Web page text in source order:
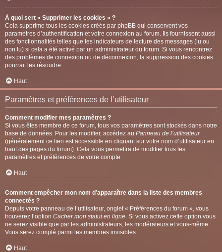
À quoi sert « Supprimer les cookies » ?
Cela supprime tous les cookies créés par phpBB qui conservent vos
paramètres d’authentification et votre connexion au forum. Ils fournissent aussi
des fonctionnalités telles que les indicateurs de lecture des messages (lu ou
non lu) si cela a été activé par un administrateur du forum. Si vous rencontrez
des problèmes de connexion ou de déconnexion, la suppression des cookies
pourrait les résoudre.
Haut
Paramètres et préférences de l’utilisateur
Comment modifier mes paramètres ?
Si vous êtes membre de ce forum, tous vos paramètres sont stockés dans notre
base de données. Pour les modifier, accédez au Panneau de l’utilisateur
(généralement ce lien est accessible en cliquant sur votre nom d’utilisateur en
haut des pages du forum). Cela vous permettra de modifier tous les
paramètres et préférences de votre compte.
Haut
Comment empêcher mon nom d’apparaître dans la liste des membres
connectés ?
Depuis votre panneau de l’utilisateur, onglet « Préférences du forum », vous
trouverez l’option Cacher mon statut en ligne. Si vous activez cette option vous
ne serez visible que par les administrateurs, les modérateurs et vous-même.
Vous serez compté parmi les membres invisibles.
Haut